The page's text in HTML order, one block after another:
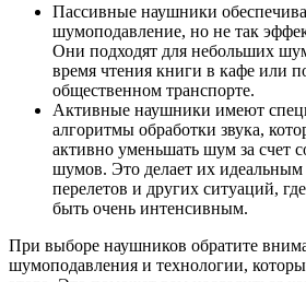
Пассивные наушники
шумоподавление, но не так
Они подходят для небольших
время чтения книги в кафе или
общественном транспорте.
Активные наушники имеют
алгоритмы обработки звука,
активно уменьшать шум за счет
шумов. Это делает их
перелетов и других ситуаций,
быть очень интенсивным.
При выборе наушников обратите
шумоподавления и технологии,